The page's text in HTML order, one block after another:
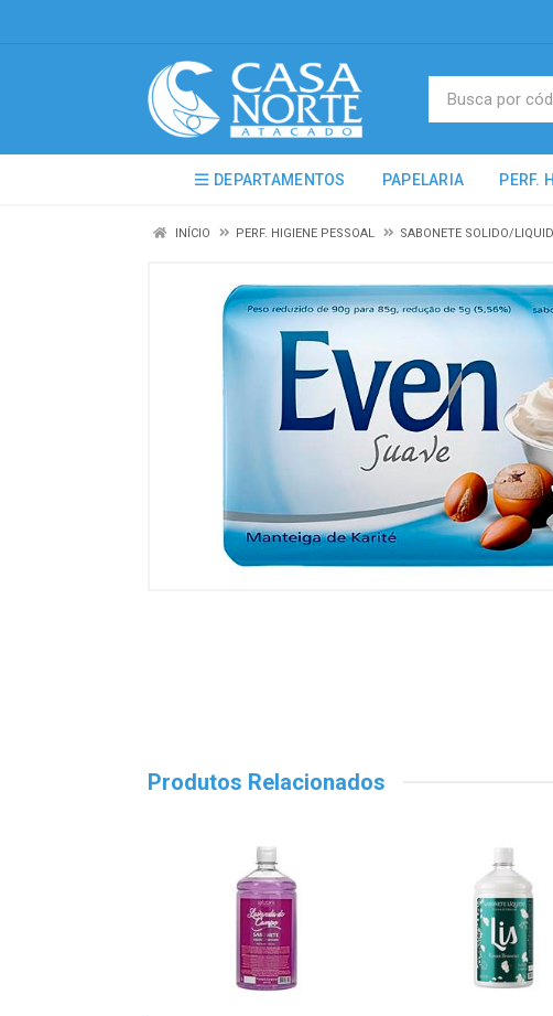
DEPARTAMENTOS PAPELARIA PERF.
INÍCIO PERF. HIGIENE PESSOAL SABONETE SOLIDO/
Produtos Relacionados